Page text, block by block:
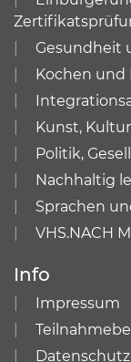
Gesundheit
Kochen und
Kunst,
Politik,
Nachhaltig
Sprachen
VHS.NACH
Info
Impressum